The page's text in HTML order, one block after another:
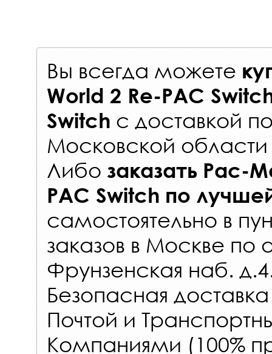
Вы всегда можете
World 2 Re-PAC
Switch с доставкой
Московской
Либо заказать Pac-
PAC Switch по
самостоятельно в
заказов в Москве по
Фрунзенская наб.
Безопасная
Почтой и
Компаниями (100%